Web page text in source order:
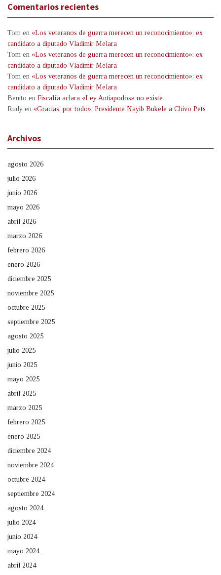
Comentarios recientes
Tom en «Los veteranos de guerra merecen un reconocimiento»: ex
candidato a diputado Vladimir Melara
Tom en «Los veteranos de guerra merecen un reconocimiento»: ex
candidato a diputado Vladimir Melara
Tom en «Los veteranos de guerra merecen un reconocimiento»: ex
candidato a diputado Vladimir Melara
Benito en Fiscalía aclara «Ley Antiapodos» no existe
Rudy en «Gracias, por todo»: Presidente Nayib Bukele a Chivo Pets
Archivos
agosto 2026
julio 2026
junio 2026
mayo 2026
abril 2026
marzo 2026
febrero 2026
enero 2026
diciembre 2025
noviembre 2025
octubre 2025
septiembre 2025
agosto 2025
julio 2025
junio 2025
mayo 2025
abril 2025
marzo 2025
febrero 2025
enero 2025
diciembre 2024
noviembre 2024
octubre 2024
septiembre 2024
agosto 2024
julio 2024
junio 2024
mayo 2024
abril 2024